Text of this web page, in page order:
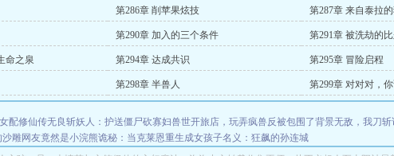
第286章 削苹果炫技 第287章 来自泰拉
第290章 加入的三个条件 第291章 被洗劫的
命之泉 第294章 达成共识 第295章 冒险启程
第298章 半兽人 第299章 对对对，
配修仙传无良斩妖人：护送僵尸砍寡妇兽世开旅店，玩弄疯兽反被包围了背景无敌，我刀斩
雕网友竟然是小浣熊诡秘：当克莱恩重生成女孩子名义：狂飙的孙连城